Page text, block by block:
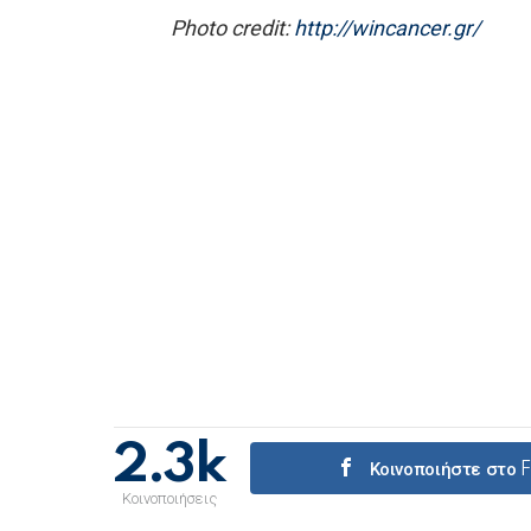
Photo credit:http://wincancer.gr/
2.3k
Κοινοποιήσεις
Κοινοποιήστε στο